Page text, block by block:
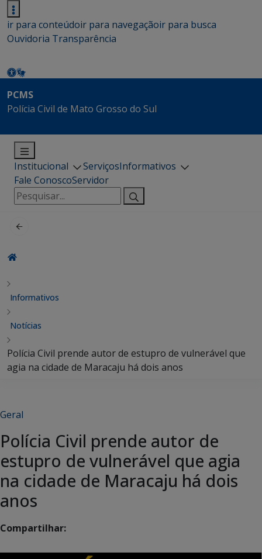
ir para conteúdoir para navegaçãoir para busca
Ouvidoria Transparência
PCMS
Polícia Civil de Mato Grosso do Sul
Institucional ServiçosInformativos
Fale ConoscoServidor
Pesquisar
por:
Informativos
Notícias
Polícia Civil prende autor de estupro de vulnerável que
agia na cidade de Maracaju há dois anos
Geral
Polícia Civil prende autor de
estupro de vulnerável que agia
na cidade de Maracaju há dois
anos
Compartilhar: